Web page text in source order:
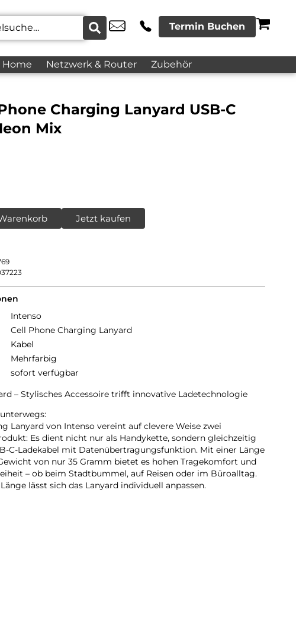
Termin Buchen
Home Netzwerk & Router Zubehör
Charging Lanyard USB-C
Mix
Jetzt kaufen
Intenso
Cell Phone Charging Lanyard
Kabel
Mehrfarbig
sofort verfügbar
– Stylisches Accessoire trifft innovative Ladetechnologie
Lanyard von Intenso vereint auf clevere Weise zwei
Es dient nicht nur als Handykette, sondern gleichzeitig
C-Ladekabel mit Datenübertragungsfunktion. Mit einer Länge
von nur 35 Gramm bietet es hohen Tragekomfort und
– ob beim Stadtbummel, auf Reisen oder im Büroalltag.
lässt sich das Lanyard individuell anpassen.
verbunden: